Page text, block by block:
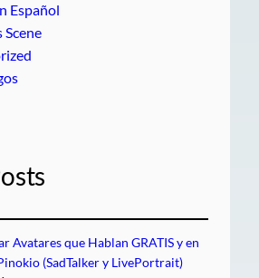
Español
Avatares que Hablan GRATIS y en
(SadTalker y LivePortrait)